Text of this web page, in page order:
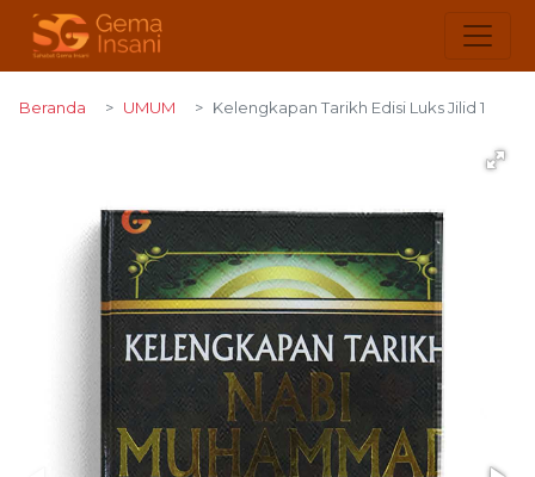
Beranda UMUM Kelengkapan Tarikh Edisi Luks Jilid 1